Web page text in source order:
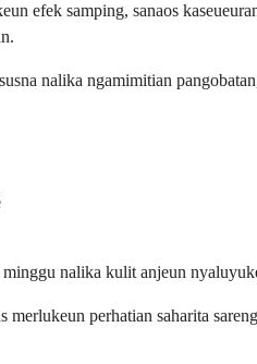
efek samping, sanaos
nalika ngamimitian
nalika kulit anjeun
perhatian saharita